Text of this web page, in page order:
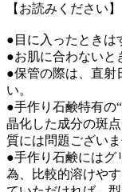
【お読みください】
●目に入ったときは
●お肌に合わないと
●保管の際は、直射
い。
●手作り石鹸特有の
晶化した成分の斑
質には問題ございま
●手作り石鹸にはグ
為、比較的溶けや